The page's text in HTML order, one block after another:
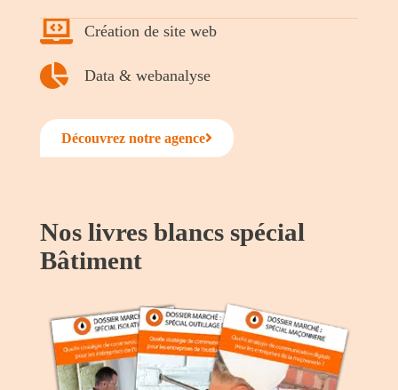
Création de site web
Data & webanalyse
Découvrez notre agence
Nos livres blancs spécial
Bâtiment